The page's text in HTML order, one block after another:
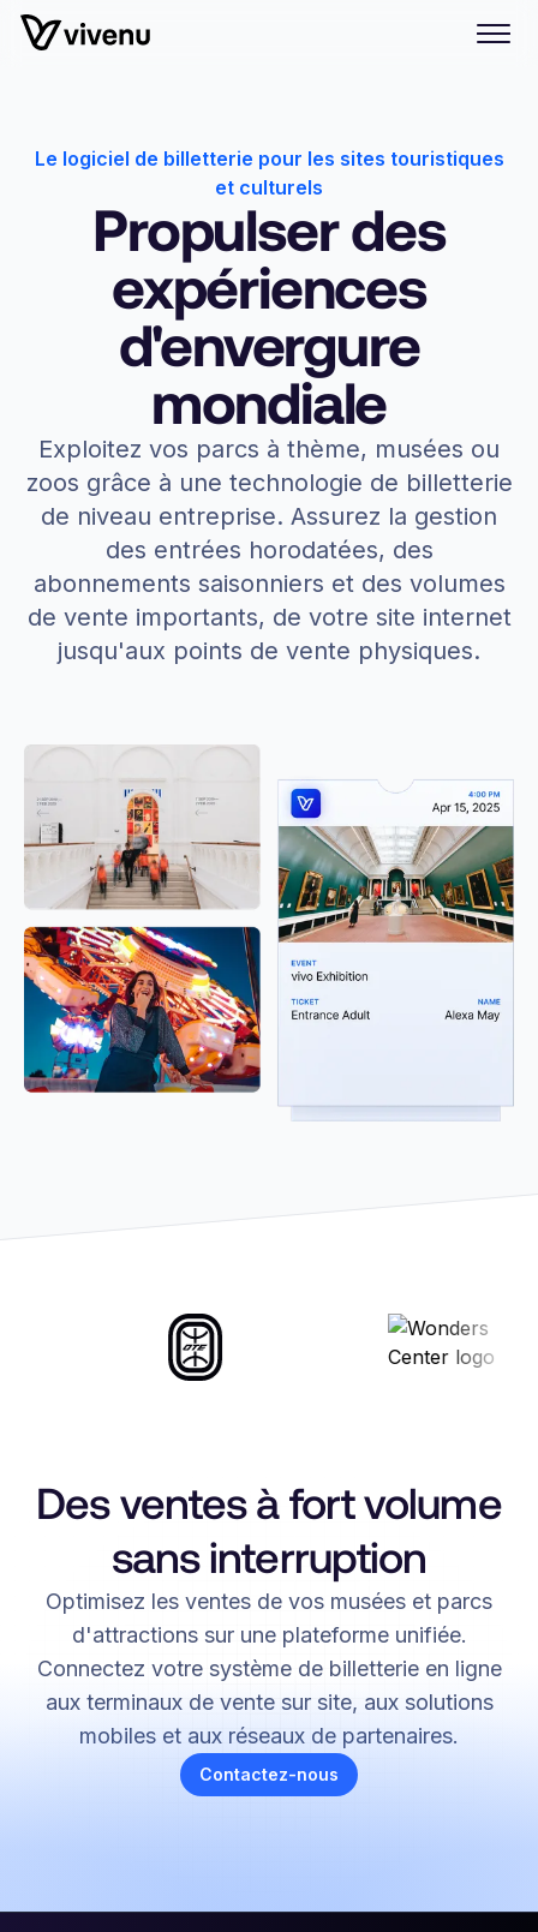
Le logiciel de billetterie pour les sites touristiques
et culturels
Propulser des
expériences
d'envergure
mondiale
Exploitez vos parcs à thème, musées ou
zoos grâce à une technologie de billetterie
de niveau entreprise. Assurez la gestion
des entrées horodatées, des
abonnements saisonniers et des volumes
de vente importants, de votre site internet
jusqu'aux points de vente physiques.
Des ventes à fort volume
sans interruption
Optimisez les ventes de vos musées et parcs
d'attractions sur une plateforme unifiée.
Connectez votre système de billetterie en ligne
aux terminaux de vente sur site, aux solutions
mobiles et aux réseaux de partenaires.
Contactez-nous